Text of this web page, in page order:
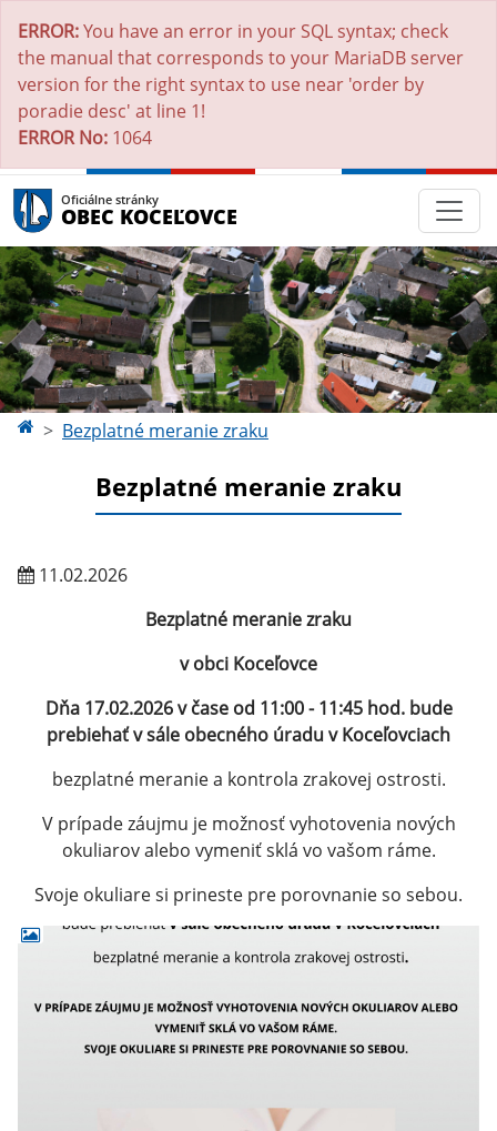
ERROR:You have an error in your SQL syntax; check
the manual that corresponds to your MariaDB server
version for the right syntax to use near 'order by
poradie desc' at line 1!
ERROR No: 1064
Oficiálne stránky
OBEC KOCEĽOVCE
Bezplatné meranie zraku
Bezplatné meranie zraku
11.02.2026
Bezplatné meranie zraku
v obci Koceľovce
Dňa 17.02.2026 v čase od 11:00 - 11:45 hod. bude
prebiehať v sále obecného úradu v Koceľovciach
bezplatné meranie a kontrola zrakovej ostrosti.
V prípade záujmu je možnosť vyhotovenia nových
okuliarov alebo vymeniť sklá vo vašom ráme.
Svoje okuliare si prineste pre porovnanie so sebou.